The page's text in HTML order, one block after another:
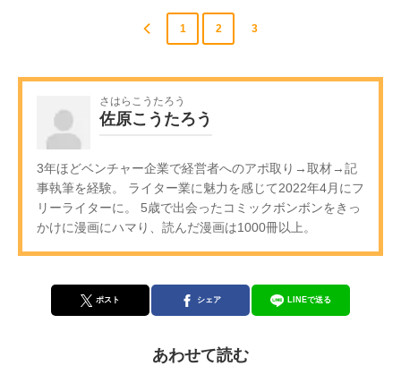
1 2 3
さはらこうたろう
佐原こうたろう
3年ほどベンチャー企業で経営者へのアポ取り→取材→記
事執筆を経験。 ライター業に魅力を感じて2022年4月にフ
リーライターに。 5歳で出会ったコミックボンボンをきっ
かけに漫画にハマり、読んだ漫画は1000冊以上。
ポスト シェア LINEで送る
あわせて読む